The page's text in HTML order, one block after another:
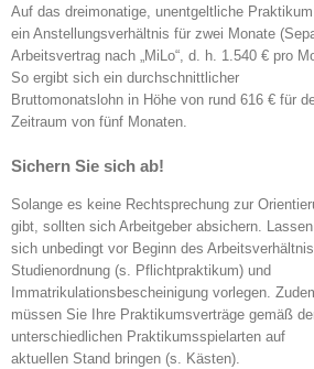
Auf das dreimonatige, unentgeltliche
ein Anstellungsverhältnis für zwei Monate
Arbeitsvertrag nach „MiLo“, d. h. 1.540 € pro
So ergibt sich ein durchschnittlicher
Bruttomonatslohn in Höhe von rund 616 € für
Zeitraum von fünf Monaten.
Sichern Sie sich ab!
Solange es keine Rechtsprechung zur
gibt, sollten sich Arbeitgeber absichern.
sich unbedingt vor Beginn des
Studienordnung (s. Pflichtpraktikum) und
Immatrikulationsbescheinigung vorlegen.
müssen Sie Ihre Praktikumsverträge gemäß
unterschiedlichen Praktikumsspielarten auf
aktuellen Stand bringen (s. Kästen).